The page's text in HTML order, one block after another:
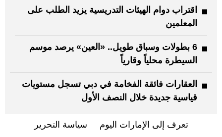
اقتراب دوام الهيئات التدريسية يزيد الطلب على
المعلمين
6 بطولات وسباق طويل.. «العين» يرصد موسم
السيطرة محلياً وقارياً
العقارات فائقة الفخامة في دبي تسجل مستويات
قياسية جديدة خلال النصف الأول
تعرف إلى الإمارات اليوم سياسة التحرير